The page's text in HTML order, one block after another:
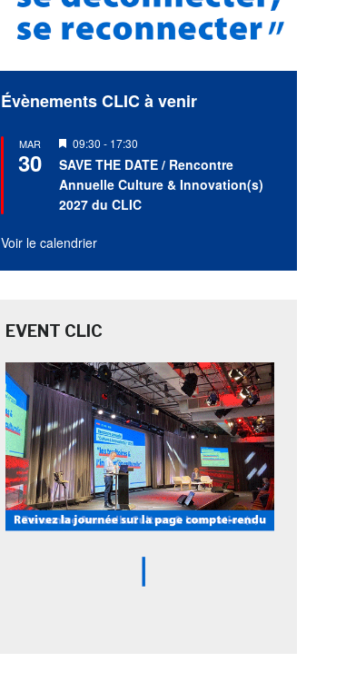
Évènements CLIC à venir
MAR
30
Mis
en
avant
09:30 - 17:30
SAVE THE DATE / Rencontre
Annuelle Culture & Innovation(s)
2027 du CLIC
Voir le calendrier
EVENT CLIC